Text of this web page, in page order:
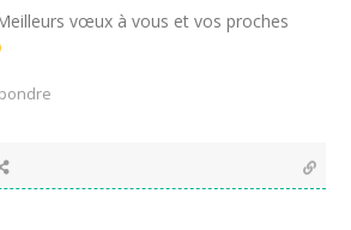
vœux à vous et vos proches